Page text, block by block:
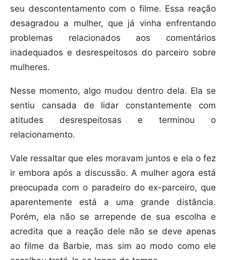
seu descontentamento com o filme. Essa reação
desagradou a mulher, que já vinha enfrentando
problemas relacionados aos comentários
inadequados e desrespeitosos do parceiro sobre
mulheres.
Nesse momento, algo mudou dentro dela. Ela se
sentiu cansada de lidar constantemente com
atitudes desrespeitosas e terminou o
relacionamento.
Vale ressaltar que eles moravam juntos e ela o fez
ir embora após a discussão. A mulher agora está
preocupada com o paradeiro do ex-parceiro, que
aparentemente está a uma grande distância.
Porém, ela não se arrepende de sua escolha e
acredita que a reação dele não se deve apenas
ao filme da Barbie, mas sim ao modo como ele